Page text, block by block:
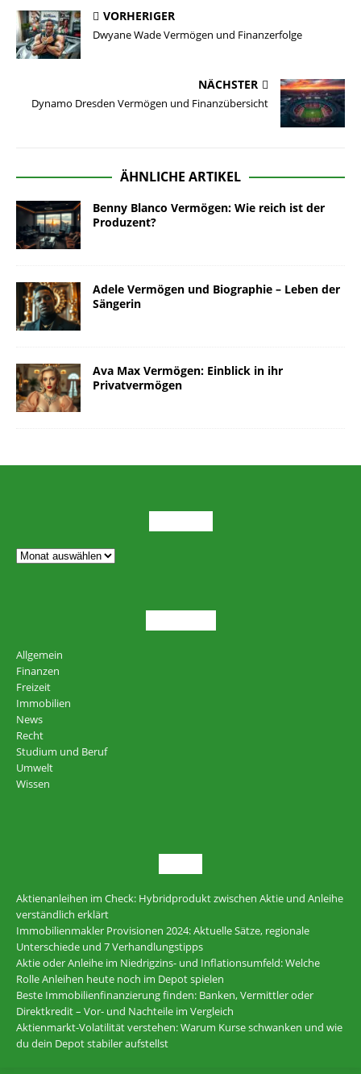
VORHERIGER
Dwyane Wade Vermögen und Finanzerfolge
NÄCHSTER
Dynamo Dresden Vermögen und Finanzübersicht
ÄHNLICHE ARTIKEL
Benny Blanco Vermögen: Wie reich ist der
Produzent?
Adele Vermögen und Biographie – Leben der
Sängerin
Ava Max Vermögen: Einblick in ihr
Privatvermögen
Allgemein
Finanzen
Freizeit
Immobilien
News
Recht
Studium und Beruf
Umwelt
Wissen
Aktienanleihen im Check: Hybridprodukt zwischen Aktie und Anleihe
verständlich erklärt
Immobilienmakler Provisionen 2024: Aktuelle Sätze, regionale
Unterschiede und 7 Verhandlungstipps
Aktie oder Anleihe im Niedrigzins- und Inflationsumfeld: Welche
Rolle Anleihen heute noch im Depot spielen
Beste Immobilienfinanzierung finden: Banken, Vermittler oder
Direktkredit – Vor- und Nachteile im Vergleich
Aktienmarkt-Volatilität verstehen: Warum Kurse schwanken und wie
du dein Depot stabiler aufstellst